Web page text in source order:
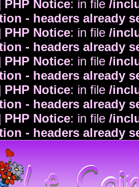
Notice: in file /
- headers already
Notice: in file /
- headers already
Notice: in file /
- headers already
Notice: in file /
- headers already
Notice: in file /
- headers already